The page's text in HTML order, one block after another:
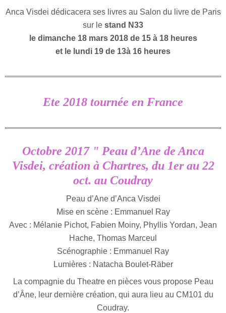
Anca Visdei dédicacera ses livres au Salon du livre de Paris
sur le stand N33
le dimanche 18 mars 2018 de 15 à 18 heures
et le lundi 19 de 13à 16 heures
Ete 2018 tournée en France
Octobre 2017 " Peau d’Ane de Anca
Visdei, création à Chartres, du 1er au 22
oct. au Coudray
Peau d’Ane d’Anca Visdei
Mise en scène : Emmanuel Ray
Avec : Mélanie Pichot, Fabien Moiny, Phyllis Yordan, Jean
Hache, Thomas Marceul
Scénographie : Emmanuel Ray
Lumières : Natacha Boulet-Räber
La compagnie du Theatre en pièces vous propose Peau
d’Âne, leur dernière création, qui aura lieu au CM101 du
Coudray.